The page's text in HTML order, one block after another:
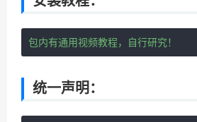
包内有通用视频教程，自行研究！
统一声明：